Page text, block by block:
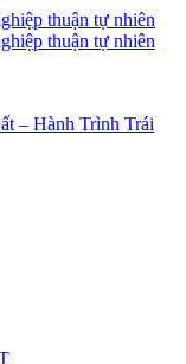
– Hành Trình Trái